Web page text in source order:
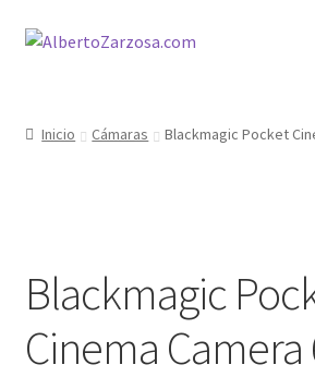
Ir
Ir
AZ Filosofía
AZ Operadores / Creadores
Inicio Cámaras Blackmagic Pocket
Blackmagic
Cinema Camera